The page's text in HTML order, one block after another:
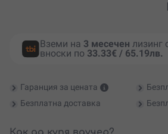
Вземи на 3 месечен лизинг
вноски по 33.33€ / 65.19лв.
Гаранция за цената
Безплатна доставка